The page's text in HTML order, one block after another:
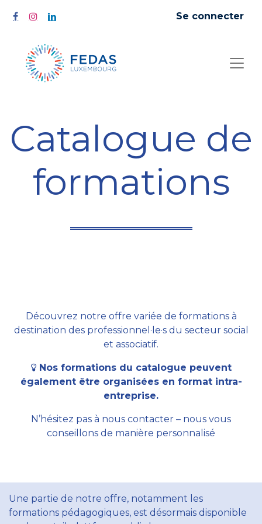
Se connecter
Catalogue de
formations
Découvrez notre offre variée de formations à
destination des professionnel·le·s du secteur social
et associatif.
Nos formations du catalogue peuvent
également être organisées en format intra-
entreprise.
N’hésitez pas à nous contacter – nous vous
conseillons de manière personnalisé
Une partie de notre offre, notamment les
formations pédagogiques, est désormais disponible